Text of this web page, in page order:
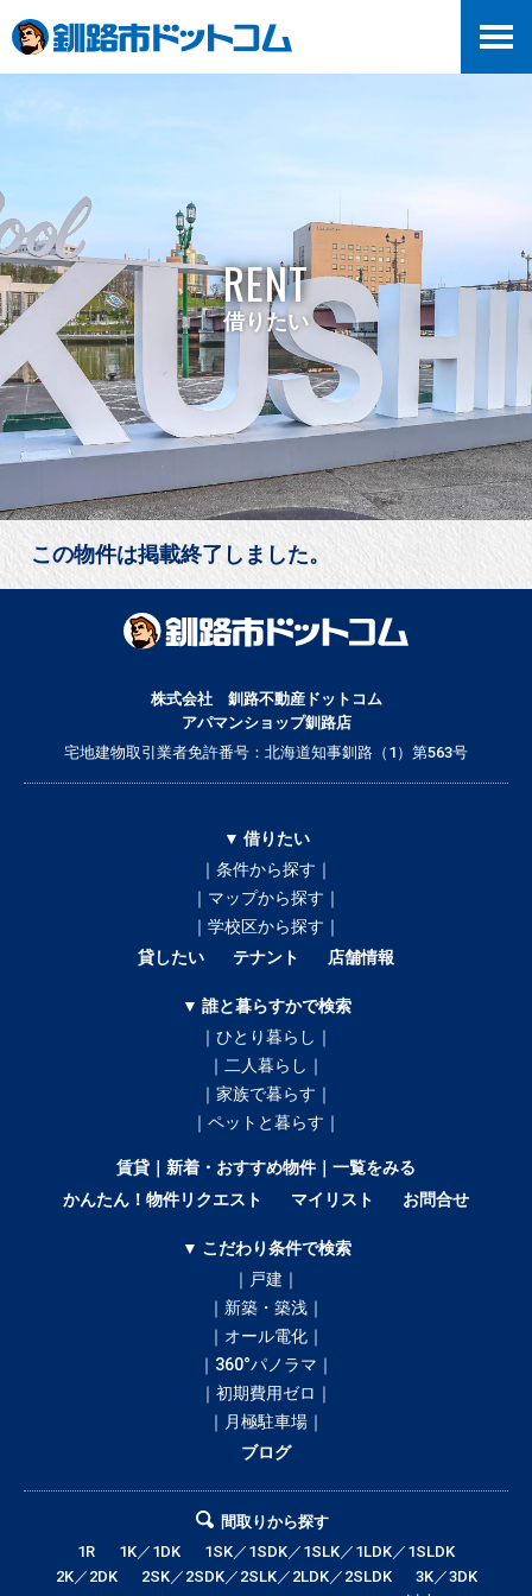
RENT
借りたい
この物件は掲載終了しました。
株式会社 釧路不動産ドットコム
アパマンショップ釧路店
宅地建物取引業者免許番号：北海道知事釧路（1）第563号
▼ 借りたい
｜条件から探す｜
｜マップから探す｜
｜学校区から探す｜
貸したい
テナント 店舗情報
▼ 誰と暮らすかで検索
｜ひとり暮らし｜
｜二人暮らし｜
｜家族で暮らす｜
｜ペットと暮らす｜
賃貸｜新着・おすすめ物件｜一覧をみる
かんたん！物件リクエスト
マイリスト お問合せ
▼ こだわり条件で検索
｜戸建｜
｜新築・築浅｜
｜オール電化｜
｜360°パノラマ｜
｜初期費用ゼロ｜
｜月極駐車場｜
ブログ
間取りから探す
1R
1K／1DK
1SK／1SDK／1SLK／1LDK／1SLDK
2K／2DK
2SK／2SDK／2SLK／2LDK／2SLDK
3K／3DK